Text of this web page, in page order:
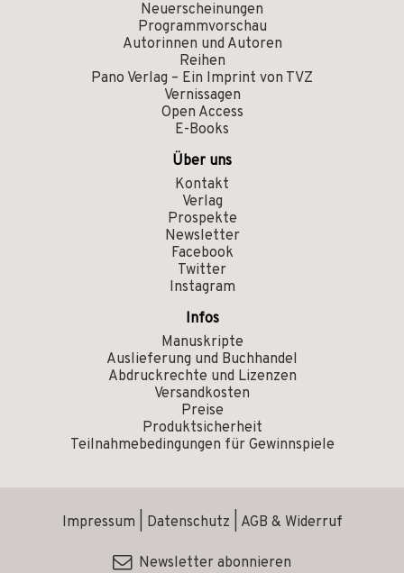
Neuerscheinungen
Programmvorschau
Autorinnen und Autoren
Reihen
Pano Verlag – Ein Imprint von TVZ
Vernissagen
Open Access
E-Books
Über uns
Kontakt
Verlag
Prospekte
Newsletter
Facebook
Twitter
Instagram
Infos
Manuskripte
Auslieferung und Buchhandel
Abdruckrechte und Lizenzen
Versandkosten
Preise
Produktsicherheit
Teilnahmebedingungen für Gewinnspiele
Impressum Datenschutz AGB & Widerruf
Newsletter abonnieren